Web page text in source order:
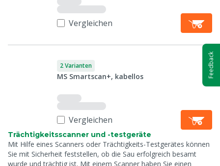
Vergleichen
2 Varianten
MS Smartscan+, kabellos
Vergleichen
Trächtigkeitsscanner und -testgeräte
Mit Hilfe eines Scanners oder Trächtigkeits-Testgerätes können
Sie mit Sicherheit feststellen, ob die Sau erfolgreich besamt
wurde und trächtig ist. Mit einem Scanner haben Sie einen
Feedback